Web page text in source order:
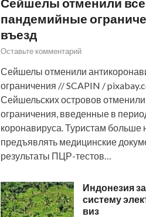
пандемийные
въезд
Оставьте комментарий
Сейшелы отменили
ограничения // SCAPIN /
Сейшельских островов
ограничения, введенные в
коронавируса. Туристам больше
предъявлять медицинские
результаты ПЦР-тестов…
Индонезия
систему
виз